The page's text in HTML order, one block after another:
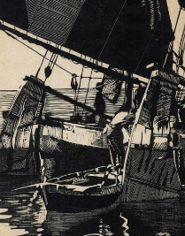
di Simona Santini.
Taccuini di lavoro n. 22, p.